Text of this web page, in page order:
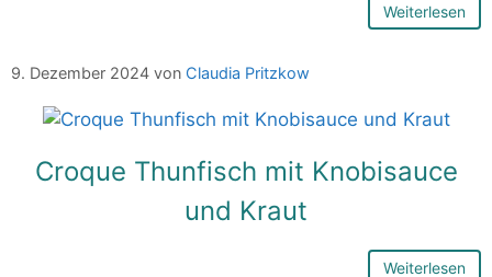
Weiterlesen
9. Dezember 2024 von Claudia Pritzkow
Croque Thunfisch mit Knobisauce
und Kraut
Weiterlesen